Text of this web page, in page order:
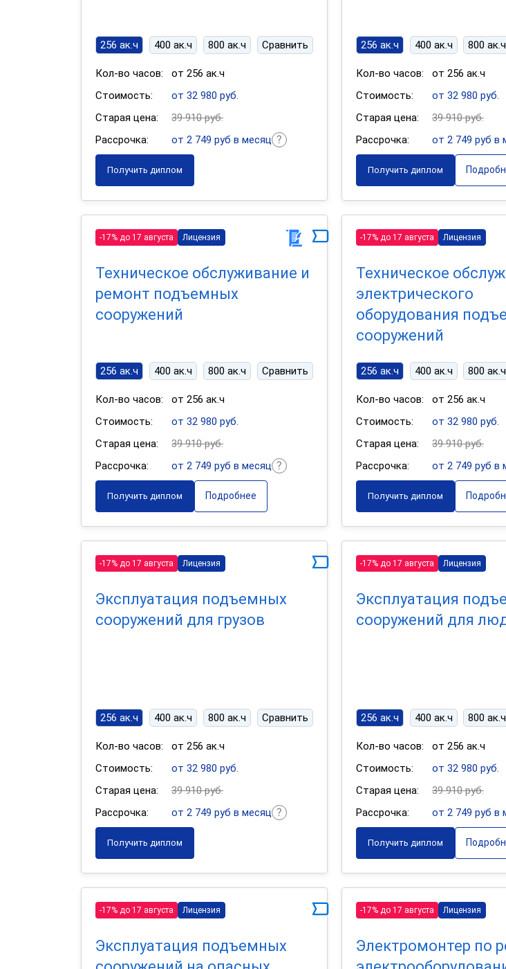
256 ак.ч 400 ак.ч 800 ак.ч Сравнить
Кол-во часов:
от 256 ак.ч
Стоимость:
от 32 980 руб.
Старая цена:
39 910 руб.
Рассрочка:
от 2 749 руб в месяц
Получить диплом
256 ак.ч 400 ак.ч 800 ак.ч
Кол-во часов:
от 256 ак.ч
Стоимость:
от 32 980 руб.
Старая цена:
39 910 руб.
Рассрочка:
от 2 749 руб в
Получить диплом
-17% до 17 августа Лицензия
Техническое обслуживание и
ремонт подъемных
сооружений
256 ак.ч 400 ак.ч 800 ак.ч Сравнить
Кол-во часов:
от 256 ак.ч
Стоимость:
от 32 980 руб.
Старая цена:
39 910 руб.
Рассрочка:
от 2 749 руб в месяц
Получить диплом Подробнее
-17% до 17 августа Лицензия
Техническое
электрического
оборудования
сооружений
256 ак.ч 400 ак.ч 800 ак.ч
Кол-во часов:
от 256 ак.ч
Стоимость:
от 32 980 руб.
Старая цена:
39 910 руб.
Рассрочка:
от 2 749 руб в
Получить диплом
-17% до 17 августа Лицензия
Эксплуатация подъемных
сооружений для грузов
256 ак.ч 400 ак.ч 800 ак.ч Сравнить
Кол-во часов:
от 256 ак.ч
Стоимость:
от 32 980 руб.
Старая цена:
39 910 руб.
Рассрочка:
от 2 749 руб в месяц
Получить диплом
-17% до 17 августа Лицензия
Эксплуатация
сооружений для
256 ак.ч 400 ак.ч 800 ак.ч
Кол-во часов:
от 256 ак.ч
Стоимость:
от 32 980 руб.
Старая цена:
39 910 руб.
Рассрочка:
от 2 749 руб в
Получить диплом
-17% до 17 августа Лицензия
Эксплуатация подъемных
-17% до 17 августа Лицензия
Электромонтер по